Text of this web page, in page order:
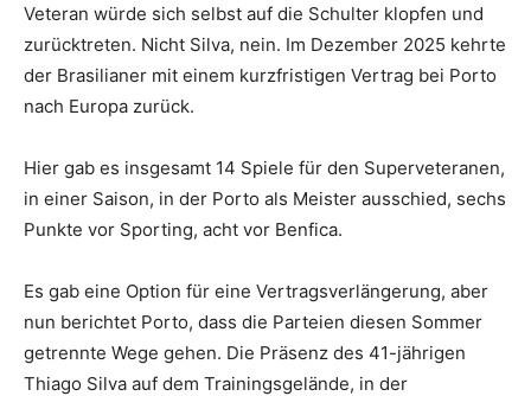
Veteran würde sich selbst auf die Schulter klopfen und
zurücktreten. Nicht Silva, nein. Im Dezember 2025 kehrte
der Brasilianer mit einem kurzfristigen Vertrag bei Porto
nach Europa zurück.
Hier gab es insgesamt 14 Spiele für den Superveteranen,
in einer Saison, in der Porto als Meister ausschied, sechs
Punkte vor Sporting, acht vor Benfica.
Es gab eine Option für eine Vertragsverlängerung, aber
nun berichtet Porto, dass die Parteien diesen Sommer
getrennte Wege gehen. Die Präsenz des 41-jährigen
Thiago Silva auf dem Trainingsgelände, in der